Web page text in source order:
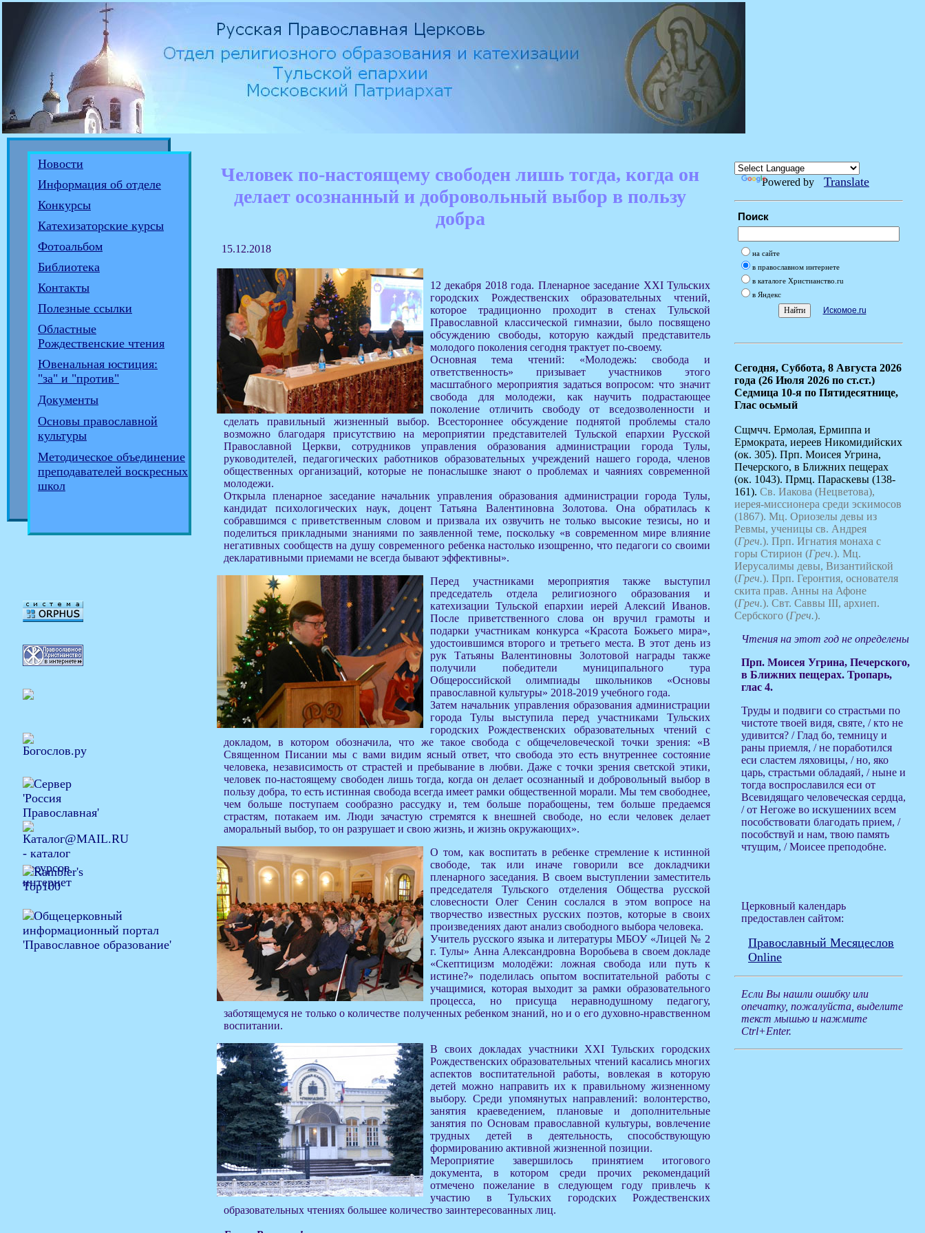
Новости
Информация об отделе
Конкурсы
Катехизаторские курсы
Фотоальбом
Библиотека
Контакты
Полезные ссылки
Областные
Рождественские чтения
Ювенальная юстиция:
"за" и "против"
Документы
Основы православной
культуры
Методическое объединение
преподавателей воскресных
школ
Человек по-настоящему свободен лишь тогда, когда он
делает осознанный и добровольный выбор в пользу
добра
15.12.2018
12 декабря 2018 года. Пленарное заседание XXI Тульских
городских Рождественских образовательных чтений,
которое традиционно проходит в стенах Тульской
Православной классической гимназии, было посвящено
обсуждению свободы, которую каждый представитель
молодого поколения сегодня трактует по-своему.
Основная тема чтений: «Молодежь: свобода и
ответственность» призывает участников этого
масштабного мероприятия задаться вопросом: что значит
свобода для молодежи, как научить подрастающее
поколение отличить свободу от вседозволенности и
сделать правильный жизненный выбор. Всестороннее обсуждение поднятой проблемы стало
возможно благодаря присутствию на мероприятии представителей Тульской епархии Русской
Православной Церкви, сотрудников управления образования администрации города Тулы,
руководителей, педагогических работников образовательных учреждений нашего города, членов
общественных организаций, которые не понаслышке знают о проблемах и чаяниях современной
молодежи.
Открыла пленарное заседание начальник управления образования администрации города Тулы,
кандидат психологических наук, доцент Татьяна Валентиновна Золотова. Она обратилась к
собравшимся с приветственным словом и призвала их озвучить не только высокие тезисы, но и
поделиться прикладными знаниями по заявленной теме, поскольку «в современном мире влияние
негативных сообществ на душу современного ребенка настолько изощренно, что педагоги со своими
декларативными приемами не всегда бывают эффективны».
Перед участниками мероприятия также выступил
председатель отдела религиозного образования и
катехизации Тульской епархии иерей Алексий Иванов.
После приветственного слова он вручил грамоты и
подарки участникам конкурса «Красота Божьего мира»,
удостоившимся второго и третьего места. В этот день из
рук Татьяны Валентиновны Золотовой награды также
получили победители муниципального тура
Общероссийской олимпиады школьников «Основы
православной культуры» 2018-2019 учебного года.
Затем начальник управления образования администрации
города Тулы выступила перед участниками Тульских
городских Рождественских образовательных чтений с
докладом, в котором обозначила, что же такое свобода с общечеловеческой точки зрения: «В
Священном Писании мы с вами видим ясный ответ, что свобода это есть внутреннее состояние
человека, независимость от страстей и пребывание в любви. Даже с точки зрения светской этики,
человек по-настоящему свободен лишь тогда, когда он делает осознанный и добровольный выбор в
пользу добра, то есть истинная свобода всегда имеет рамки общественной морали. Мы тем свободнее,
чем больше поступаем сообразно рассудку и, тем больше порабощены, тем больше предаемся
страстям, потакаем им. Люди зачастую стремятся к внешней свободе, но если человек делает
аморальный выбор, то он разрушает и свою жизнь, и жизнь окружающих».
О том, как воспитать в ребенке стремление к истинной
свободе, так или иначе говорили все докладчики
пленарного заседания. В своем выступлении заместитель
председателя Тульского отделения Общества русской
словесности Олег Сенин сослался в этом вопросе на
творчество известных русских поэтов, которые в своих
произведениях дают анализ свободного выбора человека.
Учитель русского языка и литературы МБОУ «Лицей № 2
г. Тулы» Анна Александровна Воробьева в своем докладе
«Скептицизм молодёжи: ложная свобода или путь к
истине?» поделилась опытом воспитательной работы с
учащимися, которая выходит за рамки образовательного
процесса, но присуща неравнодушному педагогу,
заботящемуся не только о количестве полученных ребенком знаний, но и о его духовно-нравственном
воспитании.
В своих докладах участники XXI Тульских городских
Рождественских образовательных чтений касались многих
аспектов воспитательной работы, вовлекая в которую
детей можно направить их к правильному жизненному
выбору. Среди упомянутых направлений: волонтерство,
занятия краеведением, плановые и дополнительные
занятия по Основам православной культуры, вовлечение
трудных детей в деятельность, способствующую
формированию активной жизненной позиции.
Мероприятие завершилось принятием итогового
документа, в котором среди прочих рекомендаций
отмечено пожелание в следующем году привлечь к
участию в Тульских городских Рождественских
образовательных чтениях большее количество заинтересованных лиц.
Powered by Translate
Поиск
на сайте
в православном интернете
в каталоге Христианство.ru
в Яндекс
Искомое.ru
Сегодня, Суббота, 8 Августа 2026
года (26 Июля 2026 по ст.ст.)
Седмица 10-я по Пятидесятнице,
Глас осьмый
Сщмчч. Ермолая, Ермиппа и
Ермократа, иереев Никомидийских
(ок. 305). Прп. Моисея Угрина,
Печерского, в Ближних пещерах
(ок. 1043). Прмц. Параскевы (138-
161). Св. Иакова (Нецветова),
иерея-миссионера среди эскимосов
(1867). Мц. Ориозелы девы из
Ревмы, ученицы св. Андрея
(Греч.). Прп. Игнатия монаха с
горы Стирион (Греч.). Мц.
Иерусалимы девы, Византийской
(Греч.). Прп. Геронтия, основателя
скита прав. Анны на Афоне
(Греч.). Свт. Саввы III, архиеп.
Сербского (Греч.).
Чтения на этот год не определены
Прп. Моисея Угрина, Печерского,
в Ближних пещерах. Тропарь,
глас 4.
Труды и подвиги со страстьми по
чистоте твоей видя, святе, / кто не
удивится? / Глад бо, темницу и
раны приемля, / не поработился
еси сластем ляховицы, / но, яко
царь, страстьми обладаяй, / ныне и
тогда воспрославился еси от
Всевидящаго человеческая сердца,
/ от Негоже во искушениих всем
пособствовати благодать прием, /
пособствуй и нам, твою память
чтущим, / Моисее преподобне.
Церковный календарь
предоставлен сайтом:
Православный Месяцеслов
Online
Если Вы нашли ошибку или
опечатку, пожалуйста, выделите
текст мышью и нажмите
Ctrl+Enter.